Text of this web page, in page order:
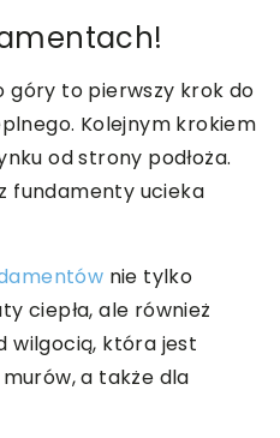
góry to pierwszy krok do
Kolejnym krokiem
od strony podłoża.
fundamenty ucieka
nie tylko
ciepła, ale również
wilgocią, która jest
a także dla